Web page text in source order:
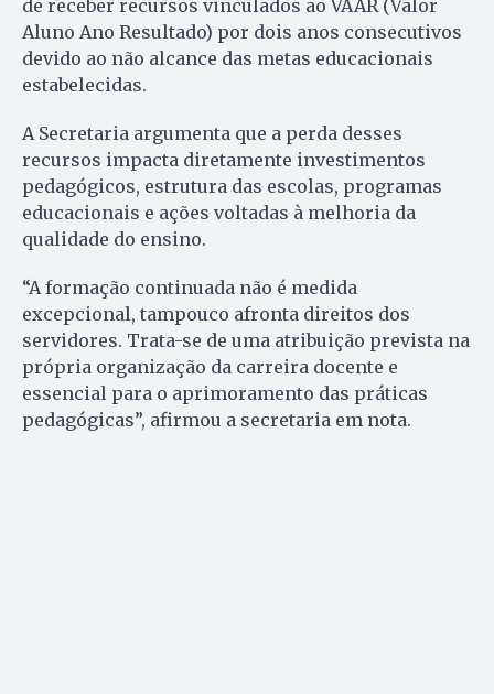
de receber recursos vinculados ao VAAR (Valor
Aluno Ano Resultado) por dois anos consecutivos
devido ao não alcance das metas educacionais
estabelecidas.
A Secretaria argumenta que a perda desses
recursos impacta diretamente investimentos
pedagógicos, estrutura das escolas, programas
educacionais e ações voltadas à melhoria da
qualidade do ensino.
“A formação continuada não é medida
excepcional, tampouco afronta direitos dos
servidores. Trata-se de uma atribuição prevista na
própria organização da carreira docente e
essencial para o aprimoramento das práticas
pedagógicas”, afirmou a secretaria em nota.